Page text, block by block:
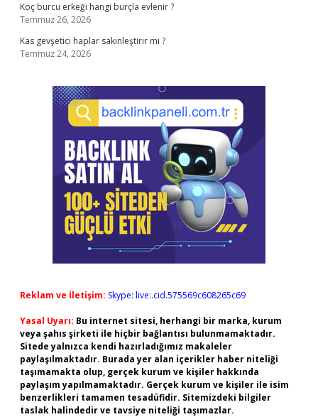
Koç burcu erkeği hangi burçla evlenir ?
Temmuz 26, 2026
Kas gevşetici haplar sakinleştirir mi ?
Temmuz 24, 2026
Reklam ve İletişim: Skype: live:.cid.575569c608265c69
Yasal Uyarı: Bu internet sitesi, herhangi bir marka, kurum
veya şahıs şirketi ile hiçbir bağlantısı bulunmamaktadır.
Sitede yalnızca kendi hazırladığımız makaleler
paylaşılmaktadır. Burada yer alan içerikler haber niteliği
taşımamakta olup, gerçek kurum ve kişiler hakkında
paylaşım yapılmamaktadır. Gerçek kurum ve kişiler ile isim
benzerlikleri tamamen tesadüfidir. Sitemizdeki bilgiler
taslak halindedir ve tavsiye niteliği taşımazlar.